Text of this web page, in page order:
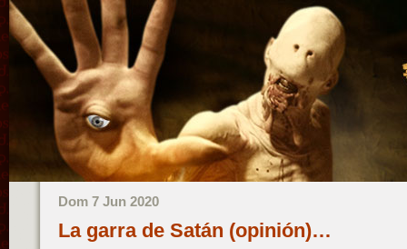
Dom 7 Jun 2020
La garra de Satán (opinión)…